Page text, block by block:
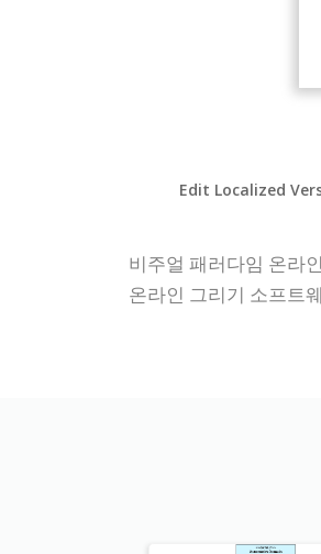
Edit Localized
비주얼 패러다임 온라
온라인 그리기 소프트